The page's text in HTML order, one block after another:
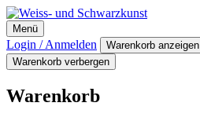
Weiss- und Schwarzkunst
Menü
Login / Anmelden Warenkorb anzeigen
Warenkorb verbergen
Warenkorb